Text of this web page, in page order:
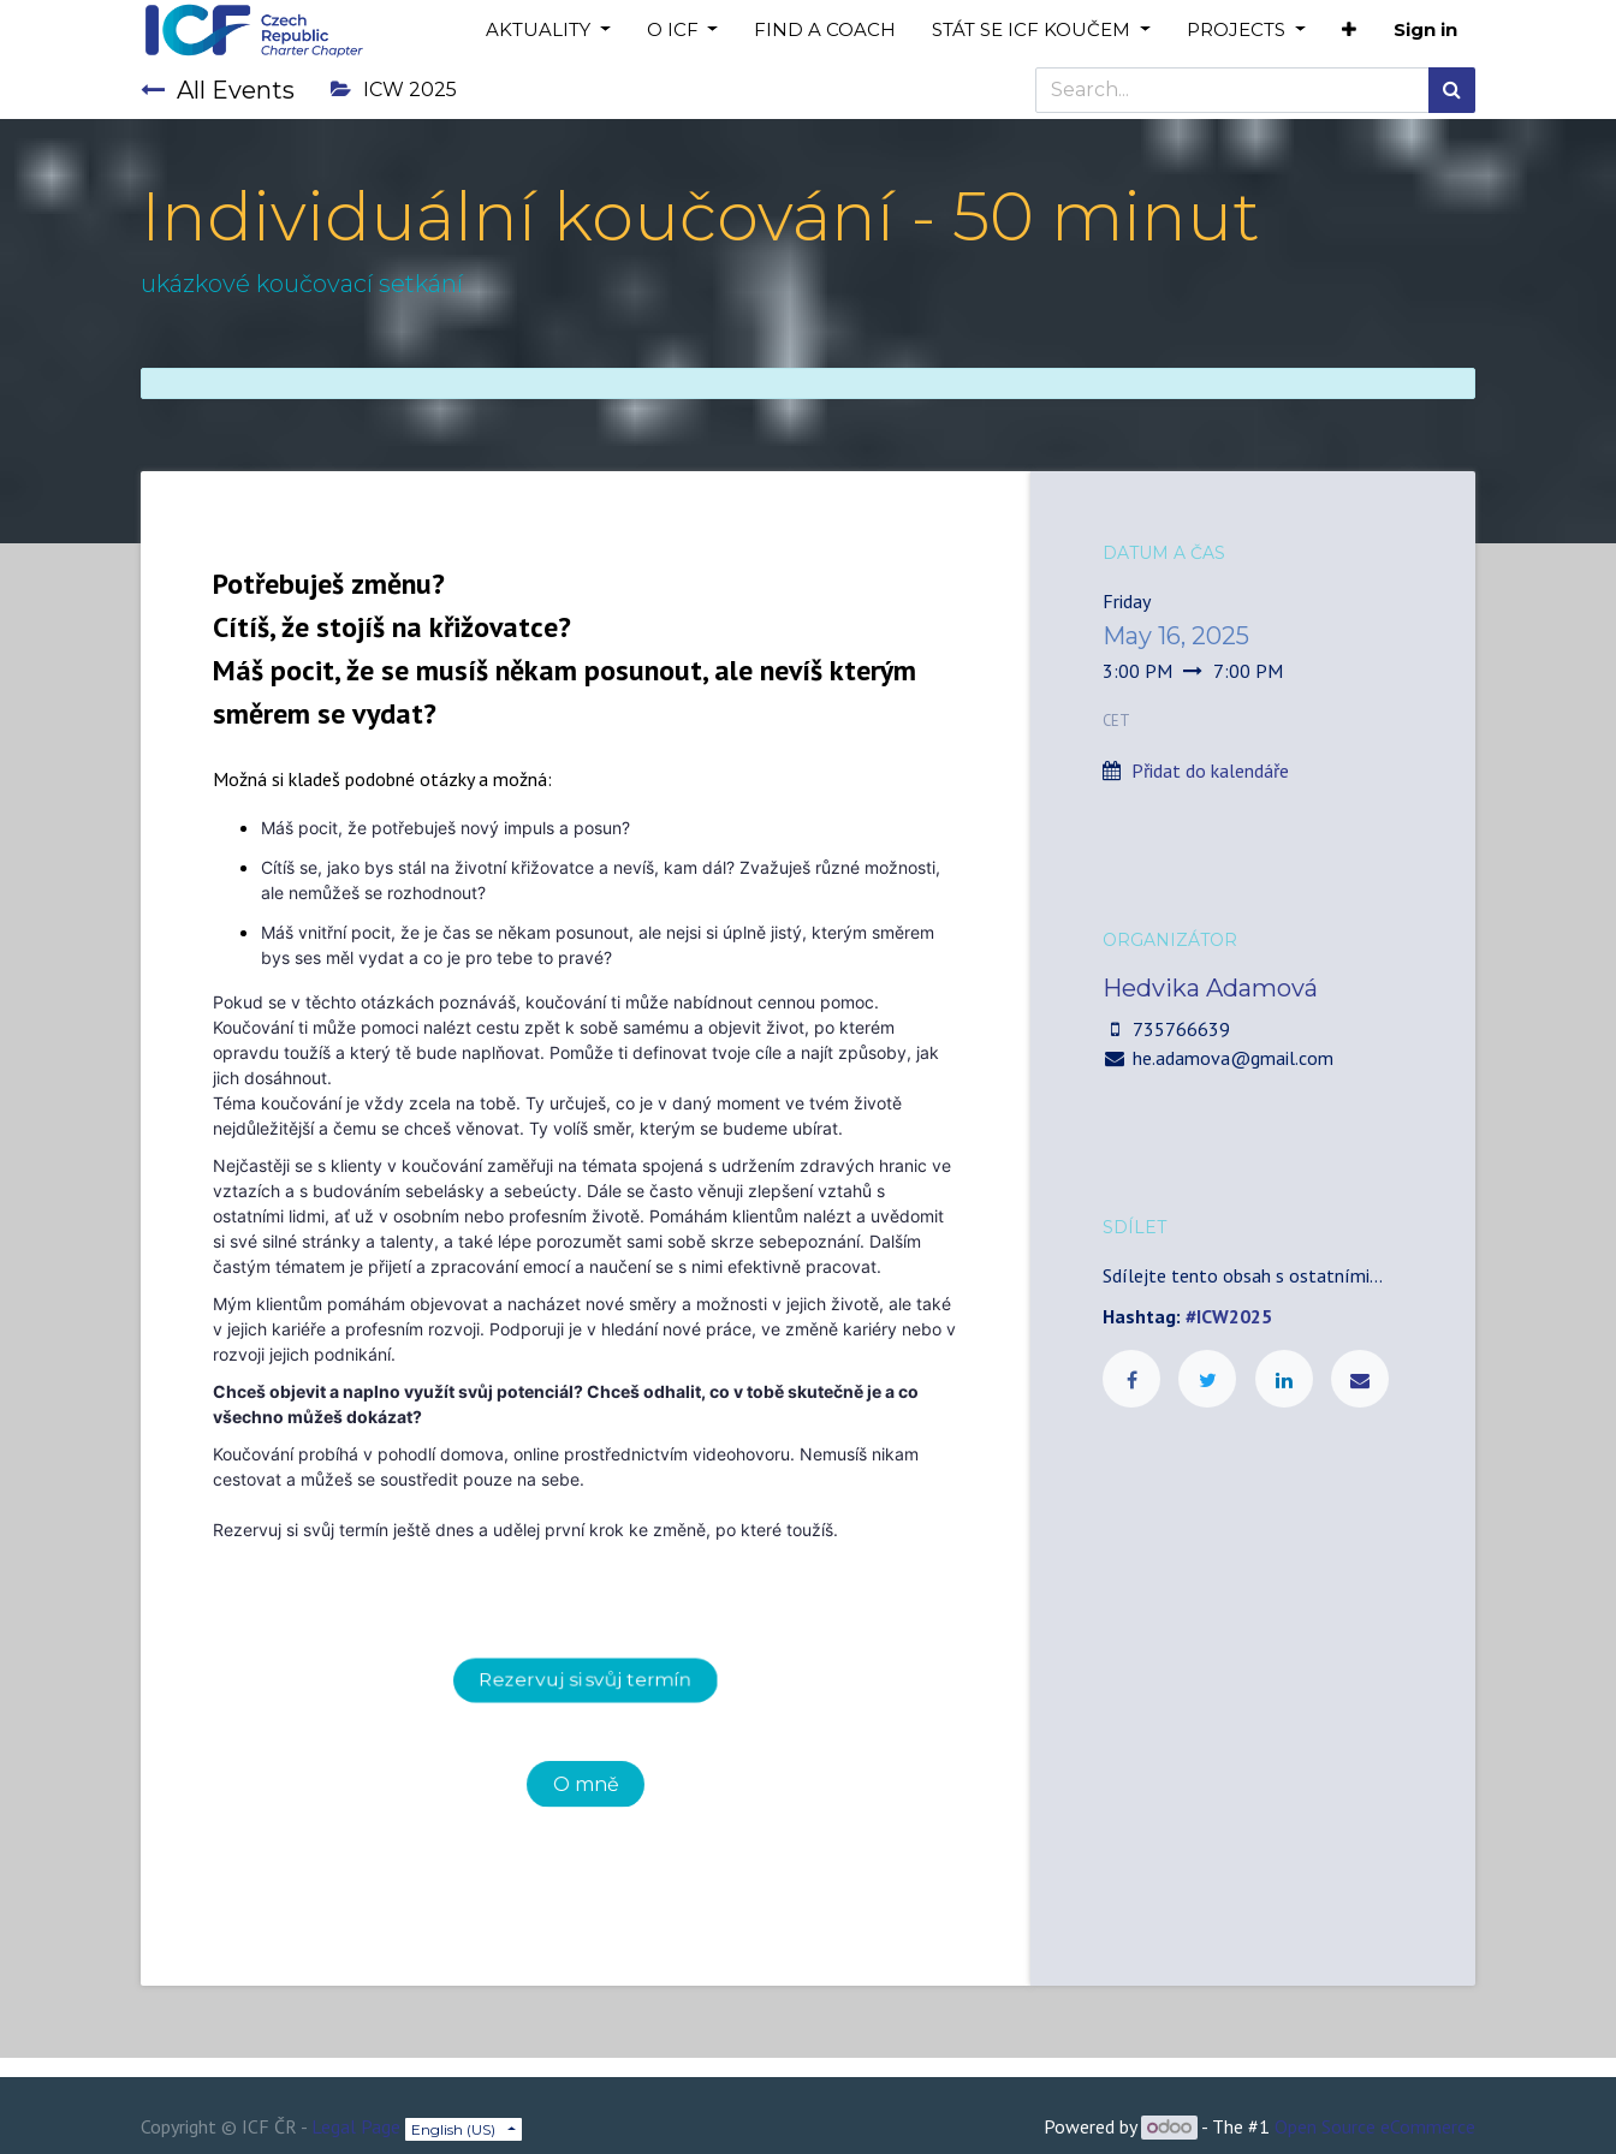
AKTUALITY O ICF FIND A COACH STÁT SE ICF KOUČEM PROJECTS Sign in
All Events ICW 2025
Individuální koučování - 50 minut
ukázkové koučovací setkání
Potřebuješ změnu?
Cítíš, že stojíš na křižovatce?
Máš pocit, že se musíš někam posunout, ale nevíš kterým
směrem se vydat?
Možná si kladeš podobné otázky a možná:
Máš pocit, že potřebuješ nový impuls a posun?
Cítíš se, jako bys stál na životní křižovatce a nevíš, kam dál? Zvažuješ různé možnosti,
ale nemůžeš se rozhodnout?
Máš vnitřní pocit, že je čas se někam posunout, ale nejsi si úplně jistý, kterým směrem
bys ses měl vydat a co je pro tebe to pravé?
Pokud se v těchto otázkách poznáváš, koučování ti může nabídnout cennou pomoc.
Koučování ti může pomoci nalézt cestu zpět k sobě samému a objevit život, po kterém
opravdu toužíš a který tě bude naplňovat. Pomůže ti definovat tvoje cíle a najít způsoby, jak
jich dosáhnout.
Téma koučování je vždy zcela na tobě. Ty určuješ, co je v daný moment ve tvém životě
nejdůležitější a čemu se chceš věnovat. Ty volíš směr, kterým se budeme ubírat.
Nejčastěji se s klienty v koučování zaměřuji na témata spojená s udržením zdravých hranic ve
vztazích a s budováním sebelásky a sebeúcty. Dále se často věnuji zlepšení vztahů s
ostatními lidmi, ať už v osobním nebo profesním životě. Pomáhám klientům nalézt a uvědomit
si své silné stránky a talenty, a také lépe porozumět sami sobě skrze sebepoznání. Dalším
častým tématem je přijetí a zpracování emocí a naučení se s nimi efektivně pracovat.
Mým klientům pomáhám objevovat a nacházet nové směry a možnosti v jejich životě, ale také
v jejich kariéře a profesním rozvoji. Podporuji je v hledání nové práce, ve změně kariéry nebo v
rozvoji jejich podnikání.
Chceš objevit a naplno využít svůj potenciál? Chceš odhalit, co v tobě skutečně je a co
všechno můžeš dokázat?
Koučování probíhá v pohodlí domova, online prostřednictvím videohovoru. Nemusíš nikam
cestovat a můžeš se soustředit pouze na sebe.
Rezervuj si svůj termín ještě dnes a udělej první krok ke změně, po které toužíš.
Rezervuj si svůj termín
O mně
DATUM A ČAS
Friday
May 16, 2025
3:00 PM 7:00 PM
CET
Přidat do kalendáře
ORGANIZÁTOR
Hedvika Adamová
735766639
he.adamova@gmail.com
SDÍLET
Sdílejte tento obsah s ostatními...
Hashtag: #ICW2025
Copyright © ICF ČR - Legal Page English (US) Powered by - The #1 Open Source eCommerce